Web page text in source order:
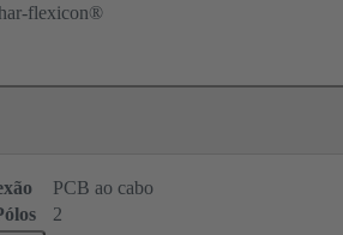
flexicon®
PCB ao cabo
2